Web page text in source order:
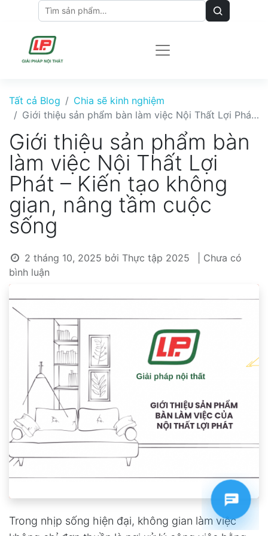
Tất cả Blog
Chia sẽ kinh nghiệm
Giới thiệu sản phẩm bàn làm việc Nội Thất Lợi Phát – Kiến tạo không gian, nâng tầm cuộc sống
Giới thiệu sản phẩm bàn
làm việc Nội Thất Lợi
Phát – Kiến tạo không
gian, nâng tầm cuộc
sống
2 tháng 10, 2025 bởi Thực tập 2025
| Chưa có
bình luận
Trong nhịp sống hiện đại, không gian làm việc